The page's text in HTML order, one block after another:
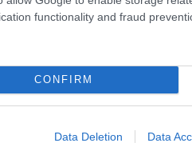
functionality and fraud
CONFIRM
Data Deletion Data
Νοεμβρίου του 1997